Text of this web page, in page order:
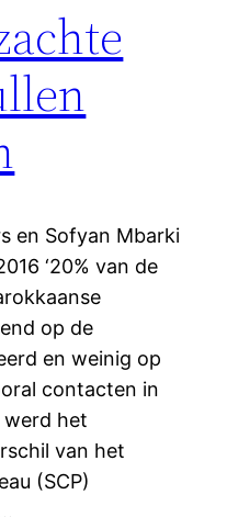
en Sofyan Mbarki
‘20% van de
op de
en weinig op
contacten in
werd het
van het
(SCP)